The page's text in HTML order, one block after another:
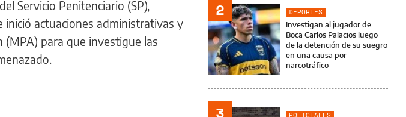
Servicio Penitenciario (SP),
inició actuaciones administrativas y
(MPA) para que investigue las
2
DEPORTES
Investigan al jugador de
Boca Carlos Palacios luego
de la detención de su suegro
en una causa por
narcotráfico